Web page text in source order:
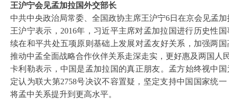
王沪宁会见孟加拉国外交部长
中共中央政治局常委、全国政协主席王沪宁6日在京会见孟
王沪宁表示， 2016年，习近平主席对孟加拉国进行历史性
续在和平共处五项原则基础上发展对孟友好关系，加强两
推动中孟全面战略合作伙伴关系走深走实，更好惠及两国人
卡利勒表示，中国是孟加拉国的真正朋友。孟方始终视中
定认为联大第2758号决议不容置疑，坚定支持中国国家统
将孟中关系提升到更高水平。